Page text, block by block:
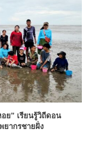
ย” เรียนรู้วิถีดอน
ยากรชายฝั่ง